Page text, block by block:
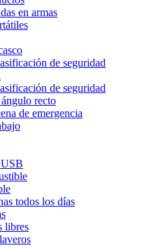
en armas
de seguridad
de seguridad
recto
de emergencia
todos los días
libres